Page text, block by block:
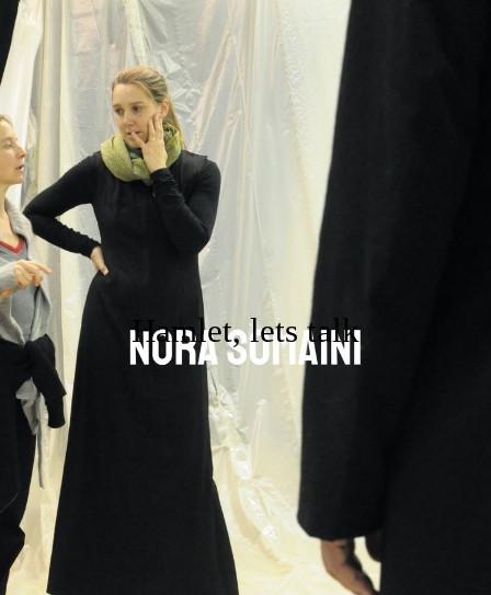
Hamlet, lets talk
ANFANG
legale wunder GbR
NORA SOMAINI
FLÜSTERASPHALT